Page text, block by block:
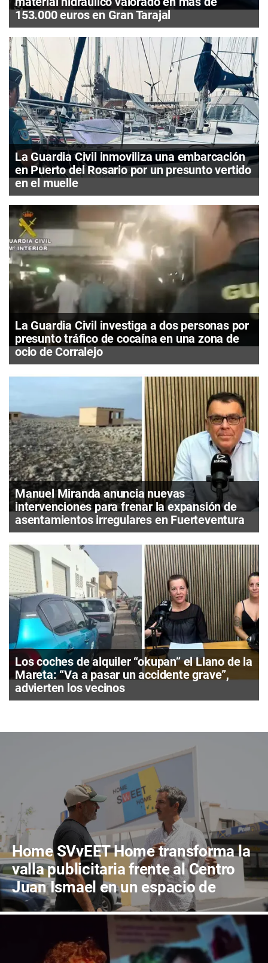
153.000 euros en Gran Tarajal
La Guardia Civil inmoviliza una embarcación
en Puerto del Rosario por un presunto vertido
en el muelle
La Guardia Civil investiga a dos personas por
presunto tráfico de cocaína en una zona de
ocio de Corralejo
Manuel Miranda anuncia nuevas
intervenciones para frenar la expansión de
asentamientos irregulares en Fuerteventura
Los coches de alquiler “okupan” el Llano de la
Mareta: “Va a pasar un accidente grave”,
advierten los vecinos
Home SVvEET Home transforma la
valla publicitaria frente al Centro
Juan Ismael en un espacio de
reflexión sobre el futuro de